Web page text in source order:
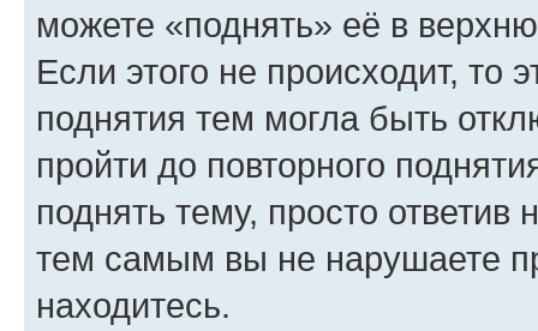
можете «поднять» её в
Если этого не происходит, то
поднятия тем могла быть
пройти до повторного
поднять тему, просто ответив
тем самым вы не нарушаете
находитесь.